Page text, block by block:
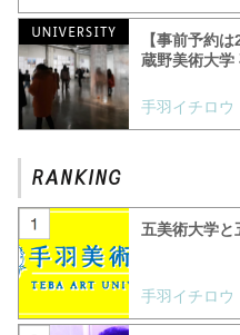
【事前予約
蔵野美術大学
手羽イチロウ
五美術大学と
手羽イチロウ